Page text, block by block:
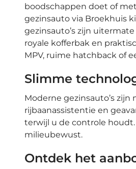
boodschappen doet of
gezinsauto via Broekhuis
gezinsauto’s zijn
royale kofferbak en
MPV, ruime hatchback of
Slimme
Moderne gezinsauto’s
rijbaanassistentie en
terwijl u de controle
milieubewust.
Ontdek het